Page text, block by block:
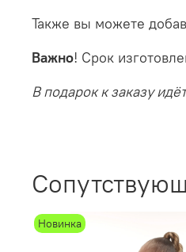
Также вы можете
Важно! Срок
В подарок к заказу
Новинка